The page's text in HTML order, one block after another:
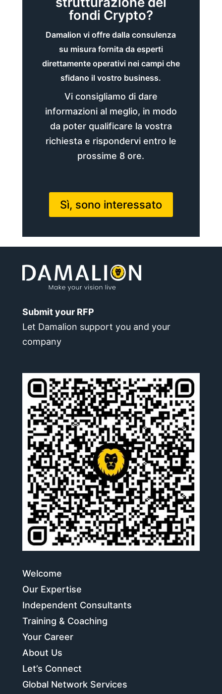
fondi Crypto?
Damalion vi offre dalla consulenza
su misura fornita da esperti
direttamente operativi nei campi che
sfidano il vostro business.
Vi consigliamo di dare
informazioni al meglio, in modo
da poter qualificare la vostra
richiesta e rispondervi entro le
prossime 8 ore.
Sì, sono interessato
Submit your RFP
Let Damalion support you and your
company
Welcome
Our Expertise
Independent Consultants
Training & Coaching
Your Career
About Us
Let’s Connect
Global Network Services